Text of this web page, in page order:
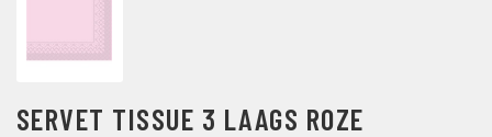
SERVET TISSUE 3 LAAGS ROZE